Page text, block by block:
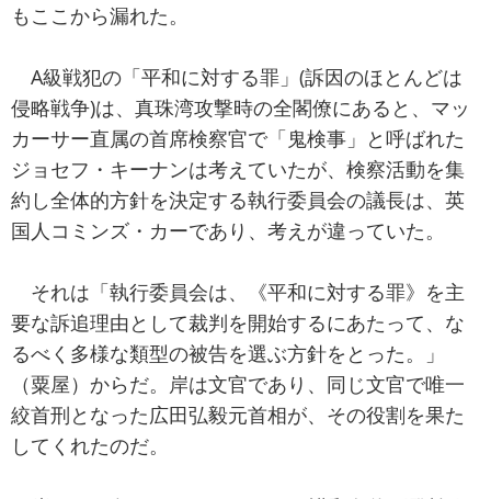
もここから漏れた。
A級戦犯の「平和に対する罪」(訴因のほとんどは
侵略戦争)は、真珠湾攻撃時の全閣僚にあると、マッ
カーサー直属の首席検察官で「鬼検事」と呼ばれた
ジョセフ・キーナンは考えていたが、検察活動を集
約し全体的方針を決定する執行委員会の議長は、英
国人コミンズ・カーであり、考えが違っていた。
それは「執行委員会は、《平和に対する罪》を主
要な訴追理由として裁判を開始するにあたって、な
るべく多様な類型の被告を選ぶ方針をとった。」
（粟屋）からだ。岸は文官であり、同じ文官で唯一
絞首刑となった広田弘毅元首相が、その役割を果た
してくれたのだ。